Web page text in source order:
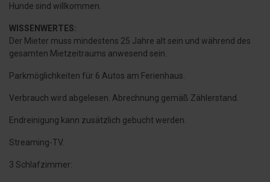
Hunde sind willkommen.
WISSENWERTES:
Der Mieter muss mindestens 25 Jahre alt sein und während des
gesamten Mietzeitraums anwesend sein.
Parkmöglichkeiten für 6 Autos am Ferienhaus.
Verbrauch wird abgelesen. Abrechnung gemäß Zählerstand.
Endreinigung kann zusätzlich gebucht werden.
Streaming-TV.
3 Schlafzimmer: